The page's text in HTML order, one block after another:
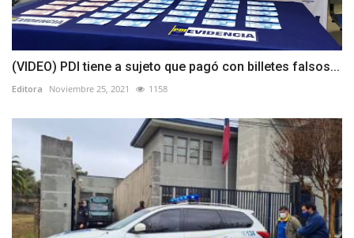
(VIDEO) PDI tiene a sujeto que pagó con billetes falsos...
Editora Noviembre 25, 2021 1158